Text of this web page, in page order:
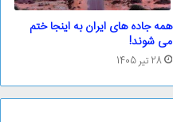
همه جاده های ایران به اینجا ختم
می شوند!
28 تیر 1405